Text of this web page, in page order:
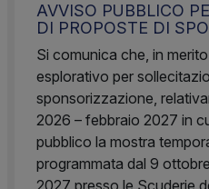
AVVISO PUBBLICO
DI PROPOSTE DI
Si comunica che, in
esplorativo per
sponsorizzazione,
2026 – febbraio 2027 in
pubblico la mostra
programmata dal 9
2027 presso le Scuderie